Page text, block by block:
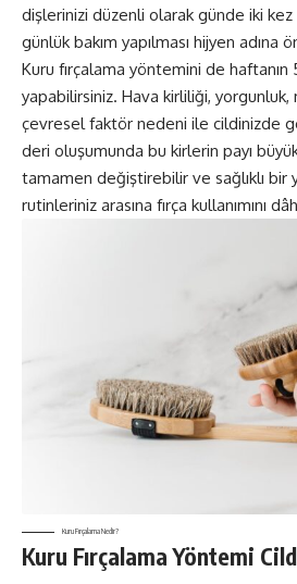
dişlerinizi düzenli olarak günde iki kez
günlük bakım yapılması hijyen adına
Kuru fırçalama yöntemini de haftanın
yapabilirsiniz. Hava kirliliği, yorgunluk,
çevresel faktör nedeni ile cildinizde
deri oluşumunda bu kirlerin payı
tamamen değiştirebilir ve sağlıklı bir
rutinleriniz arasına fırça kullanımını
Kuru Fırçalama Nedir?
Kuru Fırçalama Yöntemi